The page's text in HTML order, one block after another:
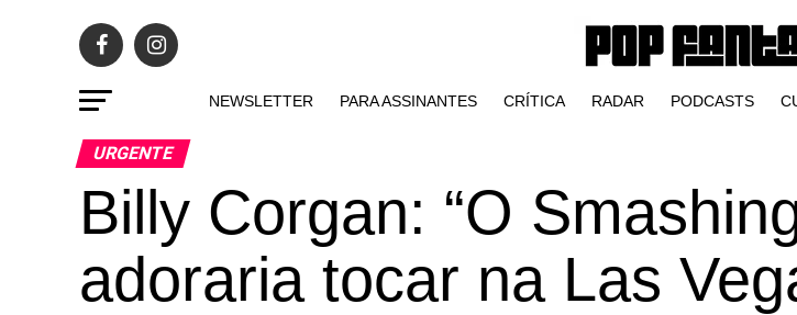
NEWSLETTER PARA ASSINANTES CRÍTICA RADAR PODCASTS
URGENTE
Billy Corgan: “O
adoraria tocar na Las